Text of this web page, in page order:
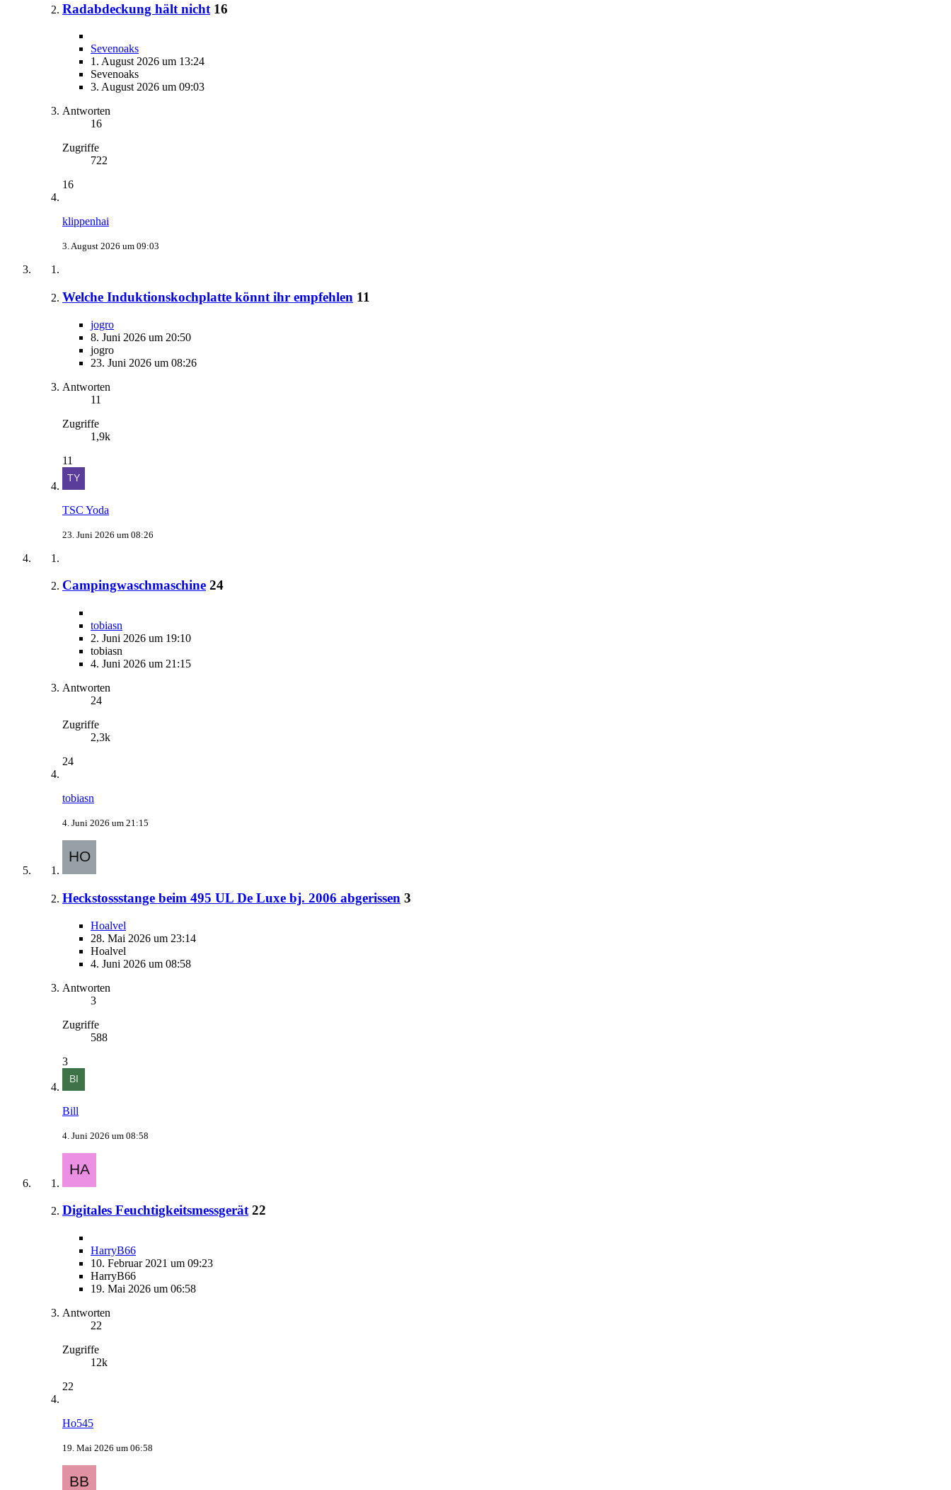
Radabdeckung hält nicht 16
Sevenoaks
1. August 2026 um 13:24
Sevenoaks
3. August 2026 um 09:03
Antworten
16
Zugriffe
722
16
klippenhai
3. August 2026 um 09:03
Welche Induktionskochplatte könnt ihr empfehlen 11
jogro
8. Juni 2026 um 20:50
jogro
23. Juni 2026 um 08:26
Antworten
11
Zugriffe
1,9k
11
TSC Yoda
23. Juni 2026 um 08:26
Campingwaschmaschine 24
tobiasn
2. Juni 2026 um 19:10
tobiasn
4. Juni 2026 um 21:15
Antworten
24
Zugriffe
2,3k
24
tobiasn
4. Juni 2026 um 21:15
Heckstossstange beim 495 UL De Luxe bj. 2006 abgerissen 3
Hoalvel
28. Mai 2026 um 23:14
Hoalvel
4. Juni 2026 um 08:58
Antworten
3
Zugriffe
588
3
Bill
4. Juni 2026 um 08:58
Digitales Feuchtigkeitsmessgerät 22
HarryB66
10. Februar 2021 um 09:23
HarryB66
19. Mai 2026 um 06:58
Antworten
22
Zugriffe
12k
22
Ho545
19. Mai 2026 um 06:58